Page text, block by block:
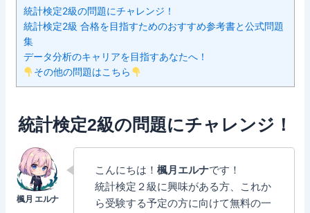
統計検定2級の問題にチャレンジ！
統計検定2級 合格を目指すためのおすすめ参考書と公式問題
集
データ分析のキャリアを目指すあなたへ！
その他の問題はこちら
統計検定2級の問題にチャレンジ！
こんにちは！楓月エルナです！
統計検定２級に興味がある方、これか
ら受験する予定の方に向けて無料の一